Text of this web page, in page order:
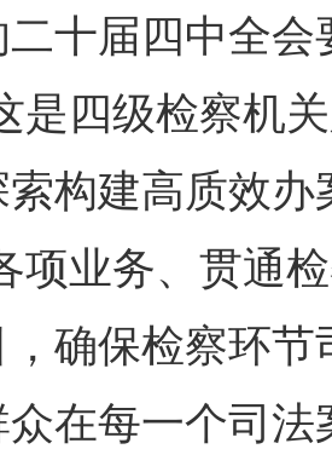
十届四中全
是四级检察机
构建高质效办
项业务、贯通
，确保检察环
在每一个司